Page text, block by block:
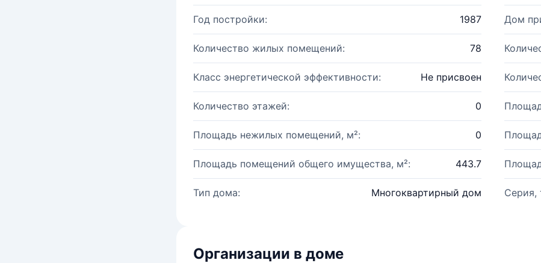
Год постройки: 1987 Дом
Количество жилых помещений: 78
Класс энергетической эффективности: Не присвоен
Количество этажей: 0
Площадь нежилых помещений, м²: 0
Площадь помещений общего имущества, м²: 443.7
Тип дома: Многоквартирный дом Серия,
Организации в доме